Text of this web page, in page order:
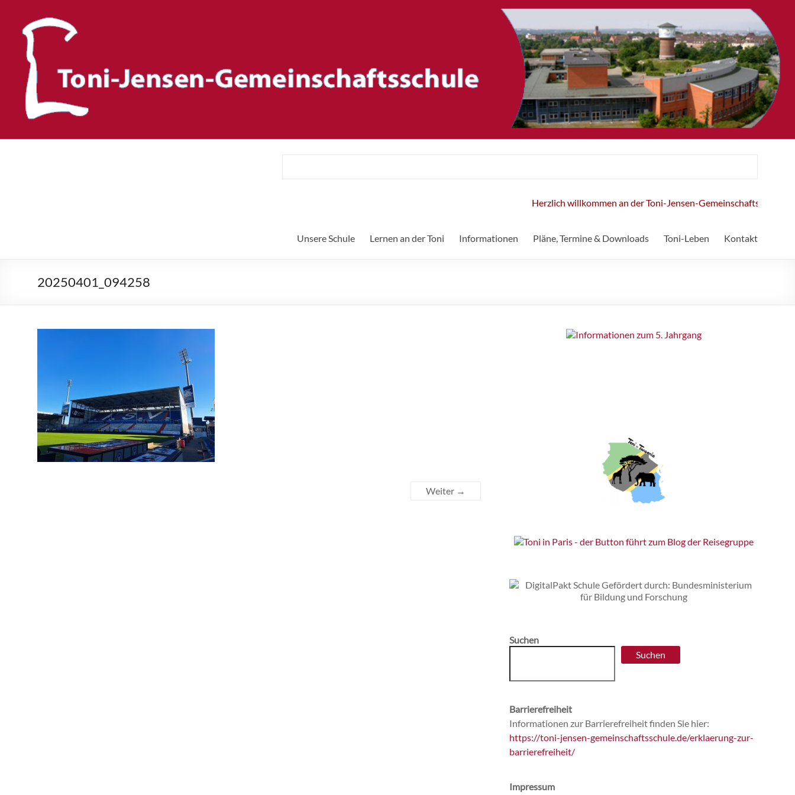
Herzlich willkommen an der Toni-Jensen-Gemeinschaftsschule!
Unsere Schule Lernen an der Toni Informationen Pläne, Termine & Downloads Toni-Leben Kontakt
20250401_094258
Weiter →
Suchen
Suchen
Barrierefreiheit
Informationen zur Barrierefreiheit finden Sie hier:
https://toni-jensen-gemeinschaftsschule.de/erklaerung-zur-
barrierefreiheit/
Impressum